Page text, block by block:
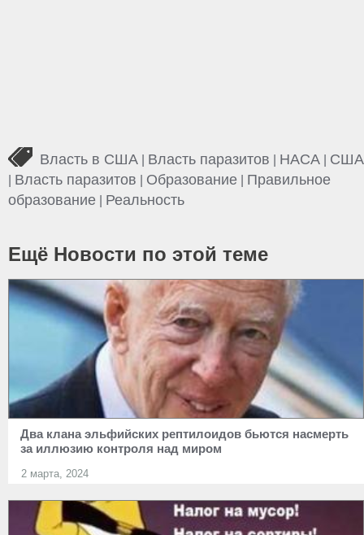
Власть в США Власть паразитов НАСА США
Власть паразитов Образование
Правильное
образование
Реальность
Ещё Новости по этой теме
Два клана эльфийских рептилоидов бьются насмерть
за иллюзию контроля над миром
2 марта, 2024